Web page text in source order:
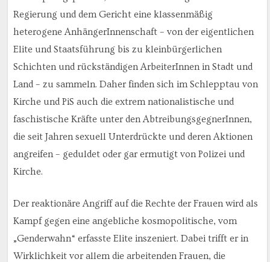
Regierung und dem Gericht eine klassenmäßig
heterogene AnhängerInnenschaft – von der eigentlichen
Elite und Staatsführung bis zu kleinbürgerlichen
Schichten und rückständigen ArbeiterInnen in Stadt und
Land – zu sammeln. Daher finden sich im Schlepptau von
Kirche und PiS auch die extrem nationalistische und
faschistische Kräfte unter den AbtreibungsgegnerInnen,
die seit Jahren sexuell Unterdrückte und deren Aktionen
angreifen – geduldet oder gar ermutigt von Polizei und
Kirche.
Der reaktionäre Angriff auf die Rechte der Frauen wird als
Kampf gegen eine angebliche kosmopolitische, vom
„Genderwahn“ erfasste Elite inszeniert. Dabei trifft er in
Wirklichkeit vor allem die arbeitenden Frauen, die